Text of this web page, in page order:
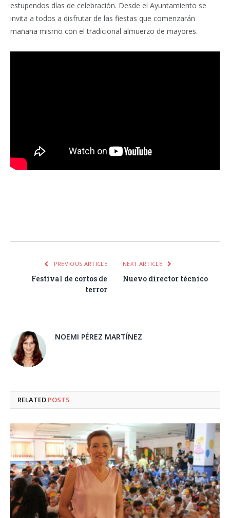
estupendos días de celebración. Desde el Ayuntamiento se
invita a todos a disfrutar de las fiestas que comenzarán
mañana mismo con el tradicional almuerzo de mayores.
PREVIOUS ARTICLE
Festival de cortos de
terror
NEXT ARTICLE
Nuevo director técnico
NOEMI PÉREZ MARTÍNEZ
RELATED POSTS